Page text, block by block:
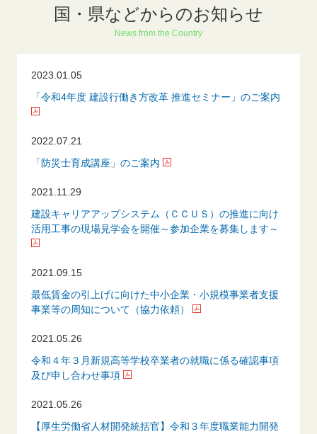
国・県などからのお知らせ
News from the Country
2023.01.05
「令和4年度 建設行働き方改革 推進セミナー」のご案内
2022.07.21
「防災士育成講座」のご案内
2021.11.29
建設キャリアアップシステム（ＣＣＵＳ）の推進に向け
活用工事の現場見学会を開催～参加企業を募集します～
2021.09.15
最低賃金の引上げに向けた中小企業・小規模事業者支援
事業等の周知について（協力依頼）
2021.05.26
令和４年３月新規高等学校卒業者の就職に係る確認事項
及び申し合わせ事項
2021.05.26
【厚生労働省人材開発統括官】令和３年度職業能力開発